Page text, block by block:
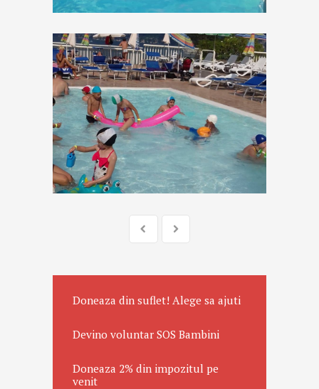
Doneaza din suflet! Alege sa ajuti
Devino voluntar SOS Bambini
Doneaza 2% din impozitul pe
venit